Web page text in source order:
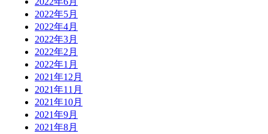
2022年5月
2022年4月
2022年3月
2022年2月
2022年1月
2021年12月
2021年11月
2021年10月
2021年9月
2021年8月